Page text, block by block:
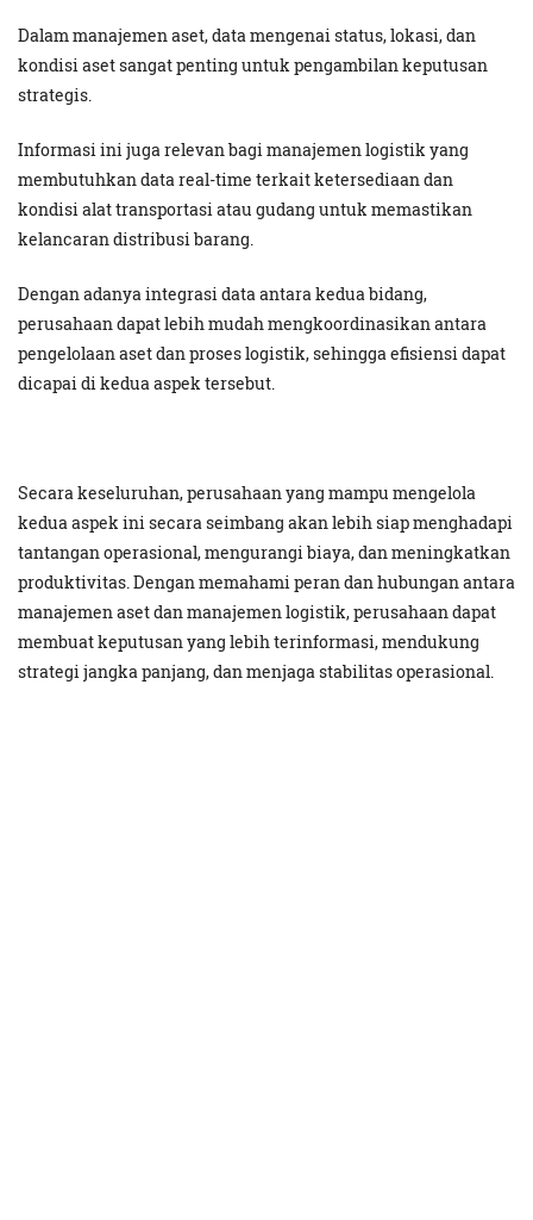
Dalam manajemen aset, data mengenai status, lokasi, dan
kondisi aset sangat penting untuk pengambilan keputusan
strategis.
Informasi ini juga relevan bagi manajemen logistik yang
membutuhkan data real-time terkait ketersediaan dan
kondisi alat transportasi atau gudang untuk memastikan
kelancaran distribusi barang.
Dengan adanya integrasi data antara kedua bidang,
perusahaan dapat lebih mudah mengkoordinasikan antara
pengelolaan aset dan proses logistik, sehingga efisiensi dapat
dicapai di kedua aspek tersebut.
Secara keseluruhan, perusahaan yang mampu mengelola
kedua aspek ini secara seimbang akan lebih siap menghadapi
tantangan operasional, mengurangi biaya, dan meningkatkan
produktivitas. Dengan memahami peran dan hubungan antara
manajemen aset dan manajemen logistik, perusahaan dapat
membuat keputusan yang lebih terinformasi, mendukung
strategi jangka panjang, dan menjaga stabilitas operasional.